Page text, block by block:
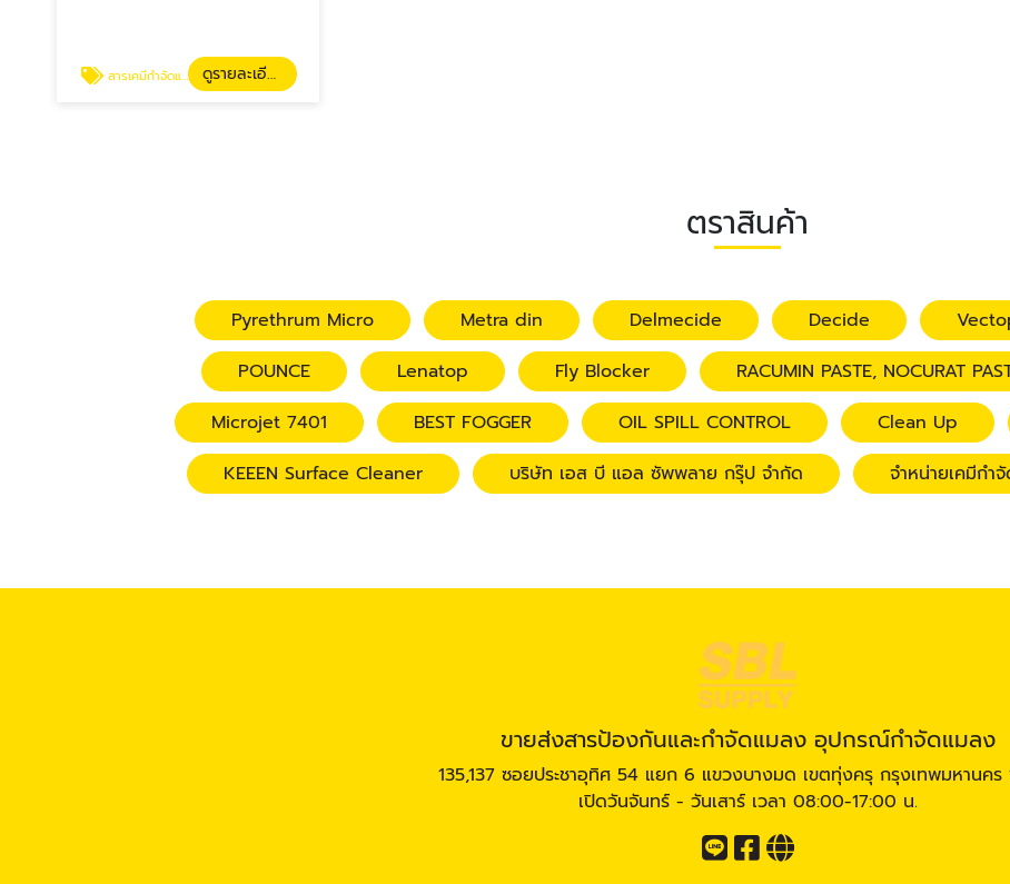
สารเคมีกำจัดแมลง ดูรายละเอียด
ตราสินค้า
Pyrethrum Micro Metra din Delmecide Decide
POUNCE
Lenatop Fly Blocker RACUMIN PASTE, NOCURAT
Microjet 7401
BEST FOGGER OIL SPILL CONTROL Clean Up
KEEEN Surface Cleaner
บริษัท เอส บี แอล ซัพพลาย กรุ๊ป จำกัด จำหน่ายเคมีกำ
ขายส่งสารป้องกันและกำจัดแมลง อุปกรณ์กำจัดแมลง
135,137 ซอยประชาอุทิศ 54 แยก 6 แขวงบางมด เขตทุ่งครุ กรุงเทพมหานคร
เปิดวันจันทร์ - วันเสาร์ เวลา 08:00-17:00 น.